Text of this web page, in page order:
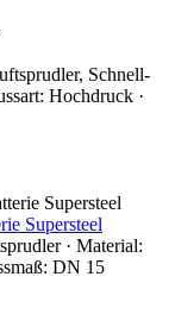
Schnell-
Hochdruck ·
Supersteel
· Material:
DN 15